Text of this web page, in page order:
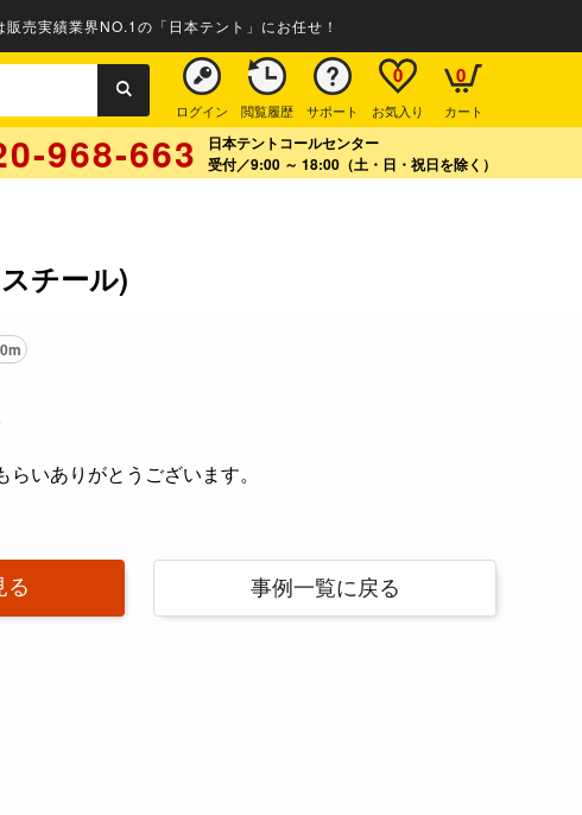
売実績業界NO.1の「日本テント」にお任せ！
ログイン 閲覧履歴 サポート お気入り
0
カート
0
968-663
日本テントコールセンター
受付／9:00 ～ 18:00（土・日・祝日を除く）
チール)
いありがとうございます。
る 事例一覧に戻る